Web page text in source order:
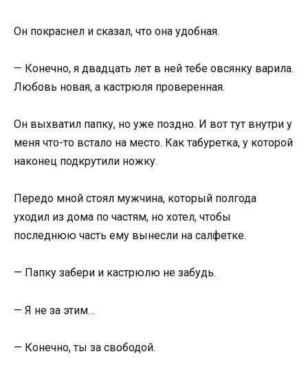
Он покраснел и сказал, что она удобная.
— Конечно, я двадцать лет в ней тебе овсянку варила.
Любовь новая, а кастрюля проверенная.
Он выхватил папку, но уже поздно. И вот тут внутри у
меня что-то встало на место. Как табуретка, у которой
наконец подкрутили ножку.
Передо мной стоял мужчина, который полгода
уходил из дома по частям, но хотел, чтобы
последнюю часть ему вынесли на салфетке.
— Папку забери и кастрюлю не забудь.
— Я не за этим…
— Конечно, ты за свободой.